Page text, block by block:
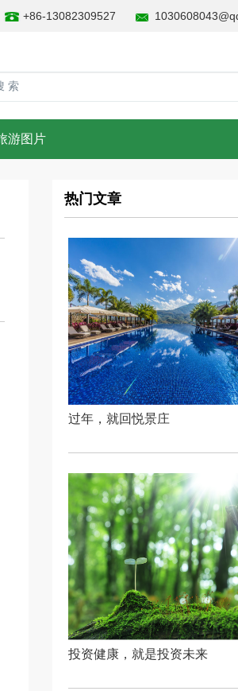
+86-13082309527
游图片
热门文章
过年，就回悦景庄
投资健康，就是投资未来